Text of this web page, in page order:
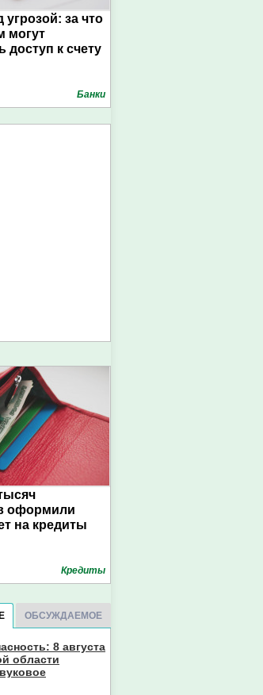
угрозой: за что
могут
доступ к счету
Банки
оформили
на кредиты
Кредиты
ОБСУЖДАЕМОЕ
8 августа
области